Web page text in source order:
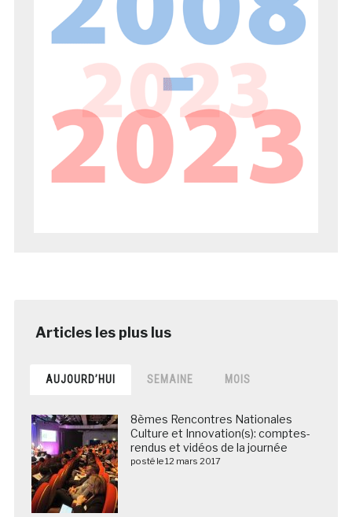
AUJOURD’HUI SEMAINE MOIS
8èmes Rencontres Nationales
Culture et Innovation(s): comptes-
rendus et vidéos de la journée
posté le 12 mars 2017